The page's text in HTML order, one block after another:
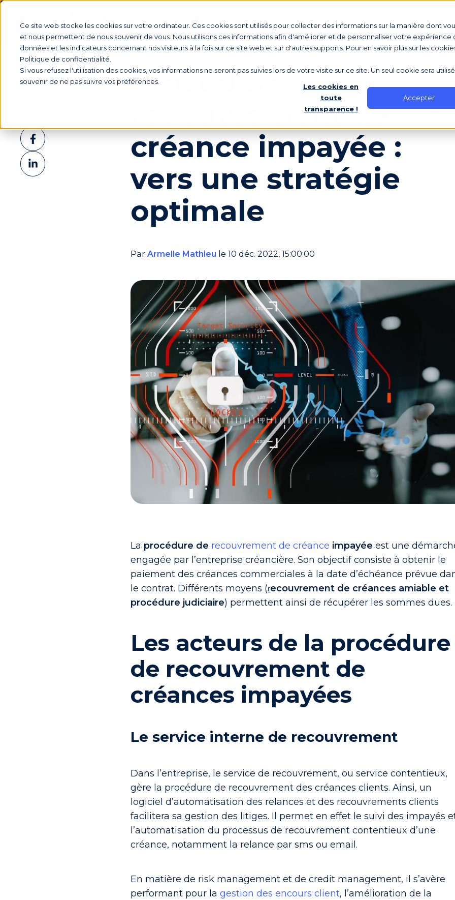
Ce site web stocke les cookies sur votre ordinateur. Ces cookies sont utilisés pour collecter des informations sur la manière dont
et nous permettent de nous souvenir de vous. Nous utilisons ces informations afin d'améliorer et de personnaliser votre expérience
données et les indicateurs concernant nos visiteurs à la fois sur ce site web et sur d'autres supports. Pour en savoir plus sur les
Politique de confidentialité.
Si vous refusez l'utilisation des cookies, vos informations ne seront pas suivies lors de votre visite sur ce site. Un seul cookie sera
souvenir de ne pas suivre vos préférences.
Les cookies en
toute
transparence !
Accepter
Produit Votre rôle Tarifs Écosystème
Procédure de
recouvrement de
créance impayée :
vers une stratégie
optimale
ParArmelle Mathieu le 10 déc. 2022, 15:00:00
La procédure de recouvrement de créance impayée est une
engagée par l’entreprise créancière. Son objectif consiste à obtenir le
paiement des créances commerciales à la date d’échéance prévue
le contrat. Différents moyens (recouvrement de créances amiable et
procédure judiciaire) permettent ainsi de récupérer les sommes dues.
Les acteurs de la procédure
de recouvrement de
créances impayées
Le service interne de recouvrement
Dans l’entreprise, le service de recouvrement, ou service contentieux,
gère la procédure de recouvrement des créances clients. Ainsi, un
logiciel d’automatisation des relances et des recouvrements clients
facilitera sa gestion des litiges. Il permet en effet le suivi des impayés
l’automatisation du processus de recouvrement contentieux d’une
créance, notamment la relance par sms ou email.
En matière de risk management et de credit management, il s’avère
performant pour lagestion des encours client, l’amélioration de la
Partager
XPartager
sur
Facebook
Partager
sur